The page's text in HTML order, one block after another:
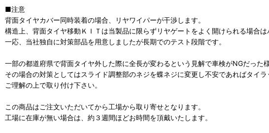
■注意
背面タイヤカバー同時装着の場合、リヤワイパーが干渉します。
構造上、背面タイヤ移動ＫＩＴは当製品に限らずリヤゲートをよく開けられる場合は
一応、当社独自に対策部品を用意しましたが長期でのテスト段階です。
一部の都道府県で背面タイヤ外した際に全長が変わるという見解で車検がNGだった様
その場合の対策としてはスライド調整部のネジを蝶ネジに変更し不安であればタイラ
ご理解の上で取り付け下さい。
この商品はご注文いただいてから工場から取り寄せとなります。
工場に在庫が無い場合は、約３週間ほどお時間を頂戴いたします。